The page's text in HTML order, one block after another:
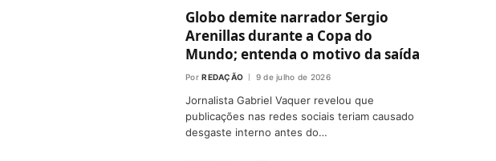
Globo demite narrador Sergio
Arenillas durante a Copa do
Mundo; entenda o motivo da saída
Por REDAÇÃO 9 de julho de 2026
Jornalista Gabriel Vaquer revelou que
publicações nas redes sociais teriam causado
desgaste interno antes do…